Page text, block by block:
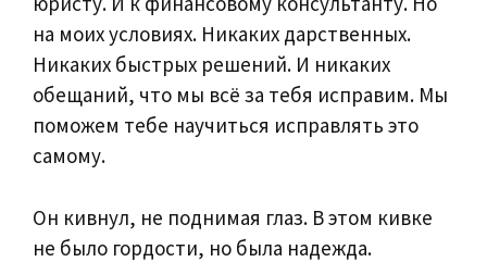
на моих условиях. Никаких дарственных.
Никаких быстрых решений. И никаких
обещаний, что мы всё за тебя исправим. Мы
поможем тебе научиться исправлять это
самому.
Он кивнул, не поднимая глаз. В этом кивке
не было гордости, но была надежда.